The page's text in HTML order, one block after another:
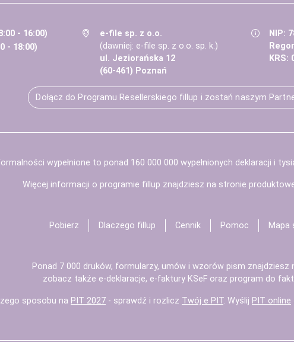
- 16:00)
- 18:00)
e-file sp. z o.o.
(dawniej: e-file sp. z o.o. sp. k.)
ul. Jeziorańska 12
(60-461) Poznań
NIP:
KRS:
Dołącz do Programu Resellerskiego fillup i zostań naszym
wypełnione to ponad 160 000 000 wypełnionych deklaracji i
Więcej informacji o programie fillup znajdziesz na stronie
Pobierz Dlaczego fillup Cennik Pomoc Mapa
Ponad 7 000 druków, formularzy, umów i wzorów pism znajdziesz
zobacz także e-deklaracje, e-faktury KSeF oraz program do
sposobu na PIT 2027 - sprawdź i rozlicz Twój e PIT. Wyślij PIT online